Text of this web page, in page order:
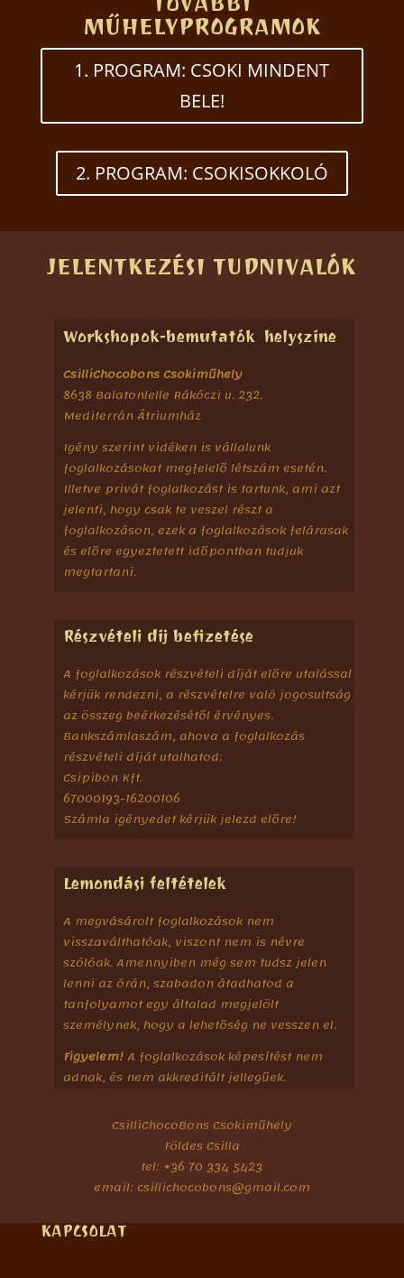
MŰHELYPROGRAMOK
1. PROGRAM: CSOKI MINDENT
BELE!
2. PROGRAM: CSOKISOKKOLÓ
JELENTKEZÉSI TUDNIVALÓK
Workshopok-bemutatók helyszíne
CsilliChocobons Csokiműhely
8638 Balatonlelle Rákóczi u. 232.
Mediterrán Átriumház
Igény szerint vidéken is vállalunk
foglalkozásokat megfelelő létszám esetén.
Illetve privát foglalkozást is tartunk, ami azt
jelenti, hogy csak te veszel részt a
foglalkozáson, ezek a foglalkozások felárasak
és előre egyeztetett időpontban tudjuk
megtartani.
Részvételi díj befizetése
A foglalkozások részvételi díját előre utalással
kérjük rendezni, a részvételre való jogosultság
az összeg beérkezésétől érvényes.
Bankszámlaszám, ahova a foglalkozás
részvételi díját utalhatod:
Csipibon Kft.
67000193-16200106
Számla igényedet kérjük jelezd előre!
Lemondási feltételek
A megvásárolt foglalkozások nem
visszaválthatóak, viszont nem is névre
szólóak. Amennyiben még sem tudsz jelen
lenni az órán, szabadon átadhatod a
tanfolyamot egy általad megjelölt
személynek, hogy a lehetőség ne vesszen el.
Figyelem!A foglalkozások képesítést nem
adnak, és nem akkreditált jellegűek.
CsilliChocoBons Csokiműhely
Földes Csilla
tel: +36 70 334 5423
email: csillichocobons@gmail.com
KAPCSOLAT